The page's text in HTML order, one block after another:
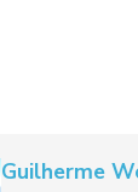
Guilherme